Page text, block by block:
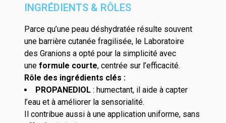
INGRÉDIENTS & RÔLES
Parce qu’une peau déshydratée résulte souvent
une barrière cutanée fragilisée, le Laboratoire
des Granions a opté pour la simplicité avec
une formule courte, centrée sur l’efficacité.
Rôle des ingrédients clés :
PROPANEDIOL : humectant, il aide à capter
l’eau et à améliorer la sensorialité.
Il contribue aussi à une application uniforme, sans